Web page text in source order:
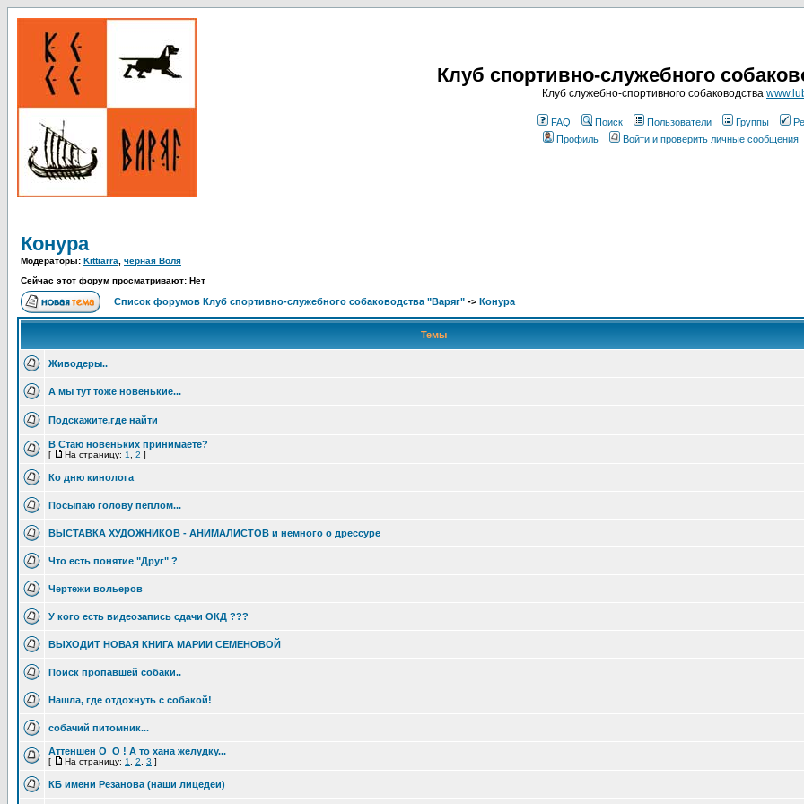
Клуб спортивно-служебного
Клуб служебно-спортивного собаководства
FAQ Поиск Пользователи Группы
Профиль
Войти и проверить личные сообщения
Конура
Модераторы: Kittiarra
чёрная Воля
Сейчас этот форум просматривают: Нет
Список форумов Клуб спортивно-служебного собаководства "Варяг" -> Конура
Темы
Живодеры..
А мы тут тоже новенькие...
Подскажите,где найти
В Стаю новеньких принимаете?
[ На страницу: 1 2 ]
Ко дню кинолога
Посыпаю голову пеплом...
ВЫСТАВКА ХУДОЖНИКОВ - АНИМАЛИСТОВ и немного о дрессуре
Что есть понятие "Друг" ?
Чертежи вольеров
У кого есть видеозапись сдачи ОКД ???
ВЫХОДИТ НОВАЯ КНИГА МАРИИ СЕМЕНОВОЙ
Поиск пропавшей собаки..
Нашла, где отдохнуть с собакой!
собачий питомник...
Аттеншен О_О ! А то хана желудку...
[ На страницу: 1 2 3 ]
КБ имени Резанова (наши лицедеи)